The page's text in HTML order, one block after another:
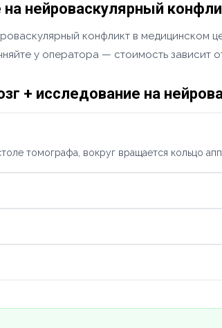
нейроваскулярный
конфликт в
у оператора — стоимость зависит
+ исследование на
томографа, вокруг вращается кольцо